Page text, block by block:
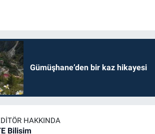
Gümüşhane’den bir kaz hikayesi
HAKKINDA
Bilisim